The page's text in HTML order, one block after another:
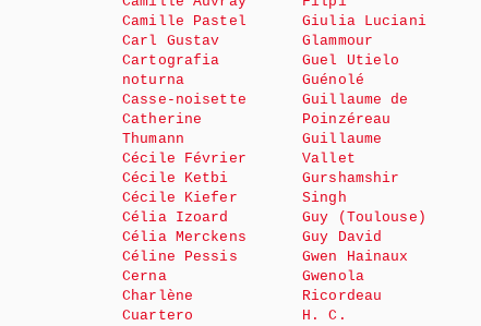
Camille Pastel
Carl Gustav
Cartografia
noturna
Casse-noisette
Catherine
Thumann
Cécile Février
Cécile Ketbi
Cécile Kiefer
Célia Izoard
Célia Merckens
Céline Pessis
Cerna
Charlène
Cuartero
Giulia Luciani
Glammour
Guel Utielo
Guénolé
Guillaume de
Poinzéreau
Guillaume
Vallet
Gurshamshir
Singh
Guy (Toulouse)
Guy David
Gwen Hainaux
Gwenola
Ricordeau
H. C.